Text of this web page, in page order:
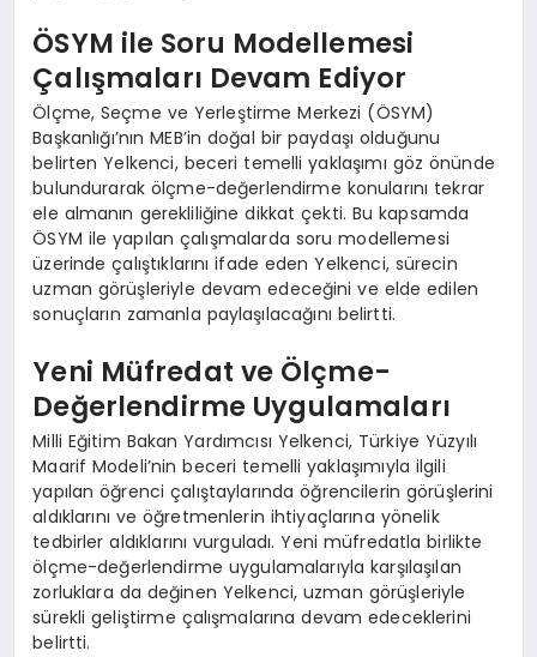
ÖSYM ile Soru Modellemesi
Çalışmaları Devam Ediyor
Ölçme, Seçme ve Yerleştirme Merkezi (ÖSYM)
Başkanlığı’nın MEB’in doğal bir paydaşı olduğunu
belirten Yelkenci, beceri temelli yaklaşımı göz önünde
bulundurarak ölçme-değerlendirme konularını tekrar
ele almanın gerekliliğine dikkat çekti. Bu kapsamda
ÖSYM ile yapılan çalışmalarda soru modellemesi
üzerinde çalıştıklarını ifade eden Yelkenci, sürecin
uzman görüşleriyle devam edeceğini ve elde edilen
sonuçların zamanla paylaşılacağını belirtti.
Yeni Müfredat ve Ölçme-
Değerlendirme Uygulamaları
Milli Eğitim Bakan Yardımcısı Yelkenci, Türkiye Yüzyılı
Maarif Modeli’nin beceri temelli yaklaşımıyla ilgili
yapılan öğrenci çalıştaylarında öğrencilerin görüşlerini
aldıklarını ve öğretmenlerin ihtiyaçlarına yönelik
tedbirler aldıklarını vurguladı. Yeni müfredatla birlikte
ölçme-değerlendirme uygulamalarıyla karşılaşılan
zorluklara da değinen Yelkenci, uzman görüşleriyle
sürekli geliştirme çalışmalarına devam edeceklerini
belirtti.